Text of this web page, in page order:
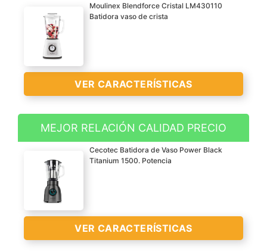
Moulinex Blendforce Cristal LM430110
Batidora vaso de crista
VER CARACTERÍSTICAS
Batidora de vaso potente
de 800 W para un
resultado perfecto,
rápido y sin atascos.
Ideal para realizar
rápidos batidos de frutas,
cremas de verduras y
smoothies gracias a su
MEJOR RELACIÓN CALIDAD PRECIO
Cecotec Batidora de Vaso Power Black
Titanium 1500. Potencia
VER CARACTERÍSTICAS